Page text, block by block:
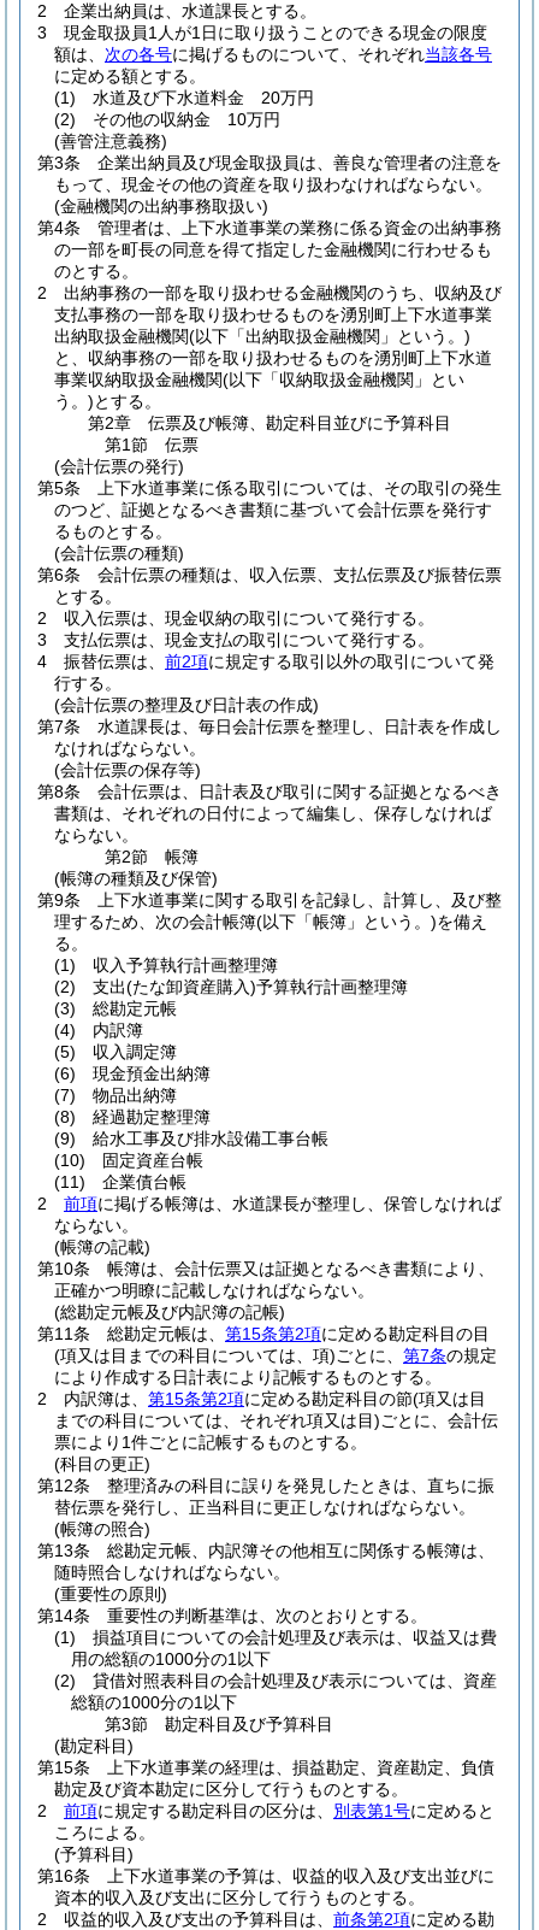
2
企業出納員は、水道課長とする。
3
現金取扱員1人が1日に取り扱うことのできる現金の限度
額は、 次の各号に掲げるものについて、それぞれ当該各号
に定める額とする。
(1)
水道及び下水道料金 20万円
(2)
その他の収納金 10万円
(善管注意義務)
第3条
企業出納員及び現金取扱員は、善良な管理者の注意を
もって、現金その他の資産を取り扱わなければならない。
(金融機関の出納事務取扱い)
第4条
管理者は、上下水道事業の業務に係る資金の出納事務
の一部を町長の同意を得て指定した金融機関に行わせるも
のとする。
2
出納事務の一部を取り扱わせる金融機関のうち、収納及び
支払事務の一部を取り扱わせるものを湧別町上下水道事業
出納取扱金融機関(以下「出納取扱金融機関」という。)
と、収納事務の一部を取り扱わせるものを湧別町上下水道
事業収納取扱金融機関(以下「収納取扱金融機関」とい
う。)とする。
第2章
伝票及び帳簿、勘定科目並びに予算科目
第1節
伝票
(会計伝票の発行)
第5条
上下水道事業に係る取引については、その取引の発生
のつど、証拠となるべき書類に基づいて会計伝票を発行す
るものとする。
(会計伝票の種類)
第6条
会計伝票の種類は、収入伝票、支払伝票及び振替伝票
とする。
2
収入伝票は、現金収納の取引について発行する。
3
支払伝票は、現金支払の取引について発行する。
4
振替伝票は、 前2項に規定する取引以外の取引について発
行する。
(会計伝票の整理及び日計表の作成)
第7条
水道課長は、毎日会計伝票を整理し、日計表を作成し
なければならない。
(会計伝票の保存等)
第8条
会計伝票は、日計表及び取引に関する証拠となるべき
書類は、それぞれの日付によって編集し、保存しなければ
ならない。
第2節
帳簿
(帳簿の種類及び保管)
第9条
上下水道事業に関する取引を記録し、計算し、及び整
理するため、次の会計帳簿(以下「帳簿」という。)を備え
る。
(1)
収入予算執行計画整理簿
(2)
支出(たな卸資産購入)予算執行計画整理簿
(3)
総勘定元帳
(4)
内訳簿
(5)
収入調定簿
(6)
現金預金出納簿
(7)
物品出納簿
(8)
経過勘定整理簿
(9)
給水工事及び排水設備工事台帳
(10)
固定資産台帳
(11)
企業債台帳
2
前項に掲げる帳簿は、水道課長が整理し、保管しなければ
ならない。
(帳簿の記載)
第10条
帳簿は、会計伝票又は証拠となるべき書類により、
正確かつ明瞭に記載しなければならない。
(総勘定元帳及び内訳簿の記帳)
第11条
総勘定元帳は、 第15条第2項に定める勘定科目の目
(項又は目までの科目については、項)ごとに、 第7条の規定
により作成する日計表により記帳するものとする。
2
内訳簿は、 第15条第2項に定める勘定科目の節(項又は目
までの科目については、それぞれ項又は目)ごとに、会計伝
票により1件ごとに記帳するものとする。
(科目の更正)
第12条
整理済みの科目に誤りを発見したときは、直ちに振
替伝票を発行し、正当科目に更正しなければならない。
(帳簿の照合)
第13条
総勘定元帳、内訳簿その他相互に関係する帳簿は、
随時照合しなければならない。
(重要性の原則)
第14条
重要性の判断基準は、次のとおりとする。
(1)
損益項目についての会計処理及び表示は、収益又は費
用の総額の1000分の1以下
(2)
貸借対照表科目の会計処理及び表示については、資産
総額の1000分の1以下
第3節
勘定科目及び予算科目
(勘定科目)
第15条
上下水道事業の経理は、損益勘定、資産勘定、負債
勘定及び資本勘定に区分して行うものとする。
2
前項に規定する勘定科目の区分は、 別表第1号に定めると
ころによる。
(予算科目)
第16条
上下水道事業の予算は、収益的収入及び支出並びに
資本的収入及び支出に区分して行うものとする。
2
収益的収入及び支出の予算科目は、 前条第2項に定める勘